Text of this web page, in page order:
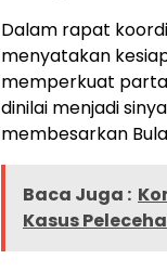
Dalam rapat
menyatakan
memperkuat
dinilai menjadi
membesarkan
Baca Juga :
Kasus